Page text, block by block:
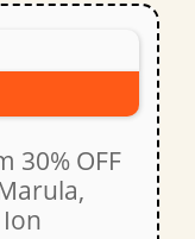
30% OFF